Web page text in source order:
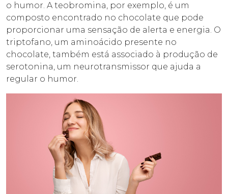
o humor. A teobromina, por exemplo, é um
composto encontrado no chocolate que pode
proporcionar uma sensação de alerta e energia. O
triptofano, um aminoácido presente no
chocolate, também está associado à produção de
serotonina, um neurotransmissor que ajuda a
regular o humor.